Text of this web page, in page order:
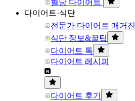
혈당 다이어트
다이어트·식단
전문가 다이어트 매거진
식단 정보&꿀팁
다이어트 톡
다이어트 레시피
다이어트 후기